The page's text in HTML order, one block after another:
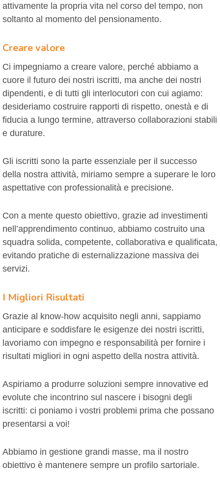
attivamente la propria vita nel corso del tempo, non
soltanto al momento del pensionamento.
Creare valore
Ci impegniamo a creare valore, perché abbiamo a
cuore il futuro dei nostri iscritti, ma anche dei nostri
dipendenti, e di tutti gli interlocutori con cui agiamo:
desideriamo costruire rapporti di rispetto, onestà e di
fiducia a lungo termine, attraverso collaborazioni stabili
e durature.
Gli iscritti sono la parte essenziale per il successo
della nostra attività, miriamo sempre a superare le loro
aspettative con professionalità e precisione.
Con a mente questo obiettivo, grazie ad investimenti
nell’apprendimento continuo, abbiamo costruito una
squadra solida, competente, collaborativa e qualificata,
evitando pratiche di esternalizzazione massiva dei
servizi.
I Migliori Risultati
Grazie al know-how acquisito negli anni, sappiamo
anticipare e soddisfare le esigenze dei nostri iscritti,
lavoriamo con impegno e responsabilità per fornire i
risultati migliori in ogni aspetto della nostra attività.
Aspiriamo a produrre soluzioni sempre innovative ed
evolute che incontrino sul nascere i bisogni degli
iscritti: ci poniamo i vostri problemi prima che possano
presentarsi a voi!
Abbiamo in gestione grandi masse, ma il nostro
obiettivo è mantenere sempre un profilo sartoriale.